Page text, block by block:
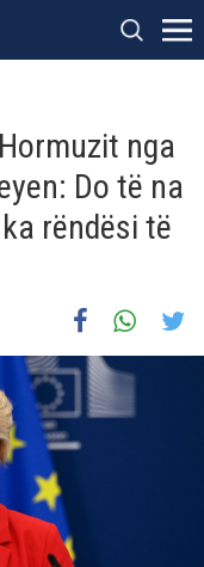
nga
Do të na
rëndësi të